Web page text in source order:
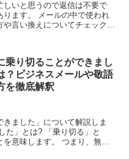
いと思うので返信は不要で
ります。 メールの中で使われ
言い換えについてチェックし
乗り切ることができまし
？ビジネスメールや敬語
を徹底解釈
ました」について解説しま
た」とは? 「乗り切る」と
意味します。 つまり、無事